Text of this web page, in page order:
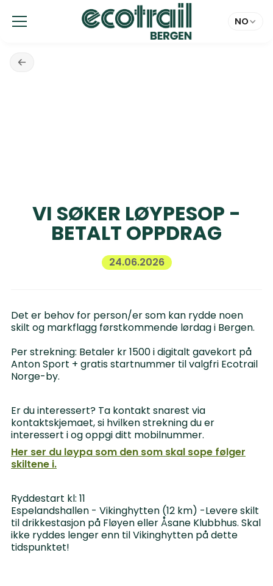
Panel for informasjonskapsler
NO
VI SØKER LØYPESOP -
BETALT OPPDRAG
24.06.2026
Det er behov for person/er som kan rydde noen
skilt og markflagg førstkommende lørdag i Bergen.
Per strekning: Betaler kr 1500 i digitalt gavekort på
Anton Sport + gratis startnummer til valgfri Ecotrail
Norge-by.
Er du interessert? Ta kontakt snarest via
kontaktskjemaet, si hvilken strekning du er
interessert i og oppgi ditt mobilnummer.
Her ser du løypa som den som skal sope følger
skiltene i.
Ryddestart kl: 11
Espelandshallen - Vikinghytten (12 km) -Levere skilt
til drikkestasjon på Fløyen eller Åsane Klubbhus. Skal
ikke ryddes lenger enn til Vikinghytten på dette
tidspunktet!